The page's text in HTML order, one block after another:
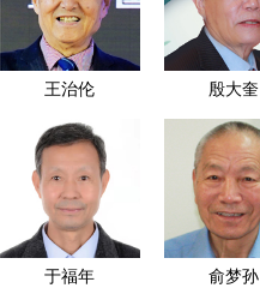
王治伦 殷大奎
于福年 俞梦孙